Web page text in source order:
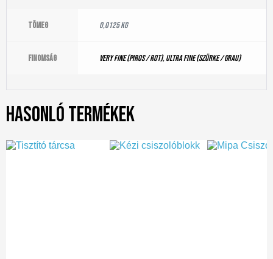
Tömeg 0,0125 kg
Finomság Very Fine (piros / rot),Ultra Fine (szürke / grau)
Hasonló termékek